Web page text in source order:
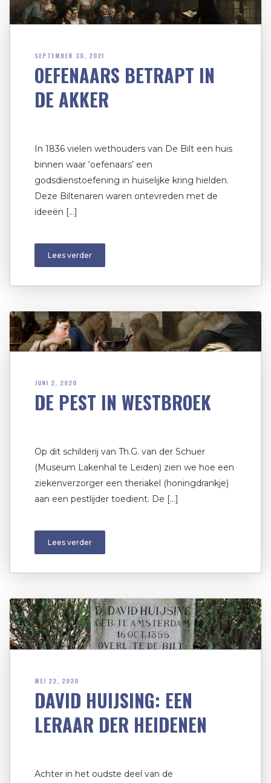
SEPTEMBER 30, 2021
OEFENAARS BETRAPT IN
DE AKKER
In 1836 vielen wethouders van De Bilt een huis
binnen waar ‘oefenaars’ een
godsdienstoefening in huiselijke kring hielden.
Deze Biltenaren waren ontevreden met de
ideeën […]
Lees verder
JUNI 2, 2020
DE PEST IN WESTBROEK
Op dit schilderij van Th.G. van der Schuer
(Museum Lakenhal te Leiden) zien we hoe een
ziekenverzorger een theriakel (honingdrankje)
aan een pestlijder toedient. De […]
Lees verder
MEI 22, 2020
DAVID HUIJSING: EEN
LERAAR DER HEIDENEN
Achter in het oudste deel van de